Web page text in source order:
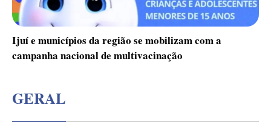
Ijuí e municípios da região se mobilizam com a
campanha nacional de multivacinação
GERAL